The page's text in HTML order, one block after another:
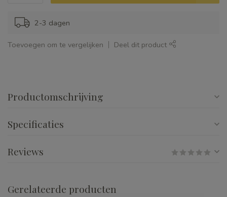
2-3 dagen
Toevoegen om te vergelijken Deel dit product
Productomschrijving
Specificaties
Reviews
Gerelateerde producten